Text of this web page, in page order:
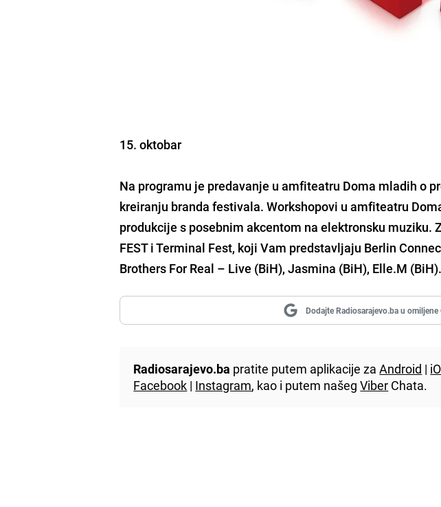
15. oktobar
Na programu je predavanje u amfiteatru Doma mladih o
kreiranju branda festivala. Workshopovi u amfiteatru
produkcije s posebnim akcentom na elektronsku muziku.
FEST i Terminal Fest, koji Vam predstavljaju Berlin
Brothers For Real – Live (BiH), Jasmina (BiH), Elle.M (BiH).
Dodajte Radiosarajevo.ba u
Radiosarajevo.ba pratite putem aplikacije zaAndroid |
Facebook | Instagram, kao i putem našegViber Chata.